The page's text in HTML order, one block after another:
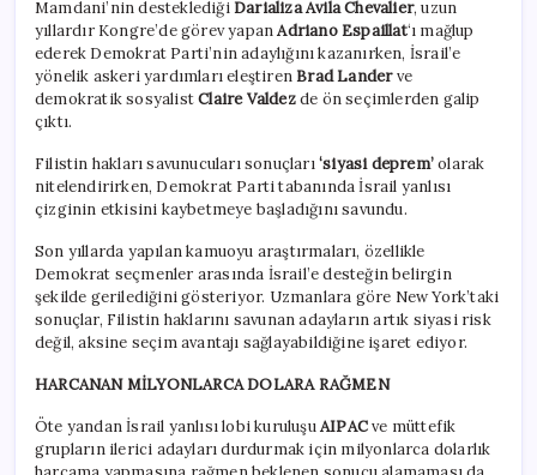
Mamdani’nin desteklediğiDarializa Avila Chevalier, uzun
yıllardır Kongre’de görev yapanAdriano Espaillat‘ı mağlup
ederek Demokrat Parti’nin adaylığını kazanırken, İsrail’e
yönelik askeri yardımları eleştirenBrad Landerve
demokratik sosyalistClaire Valdezde ön seçimlerden galip
çıktı.
Filistin hakları savunucuları sonuçları‘siyasi deprem’olarak
nitelendirirken, Demokrat Parti tabanında İsrail yanlısı
çizginin etkisini kaybetmeye başladığını savundu.
Son yıllarda yapılan kamuoyu araştırmaları, özellikle
Demokrat seçmenler arasında İsrail’e desteğin belirgin
şekilde gerilediğini gösteriyor. Uzmanlara göre New York’taki
sonuçlar, Filistin haklarını savunan adayların artık siyasi risk
değil, aksine seçim avantajı sağlayabildiğine işaret ediyor.
HARCANAN MİLYONLARCA DOLARA RAĞMEN
Öte yandan İsrail yanlısı lobi kuruluşuAIPACve müttefik
grupların ilerici adayları durdurmak için milyonlarca dolarlık